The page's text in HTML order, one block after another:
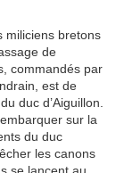
miliciens bretons
de
commandés par
est de
duc d’Aiguillon.
sur la
du duc
les canons